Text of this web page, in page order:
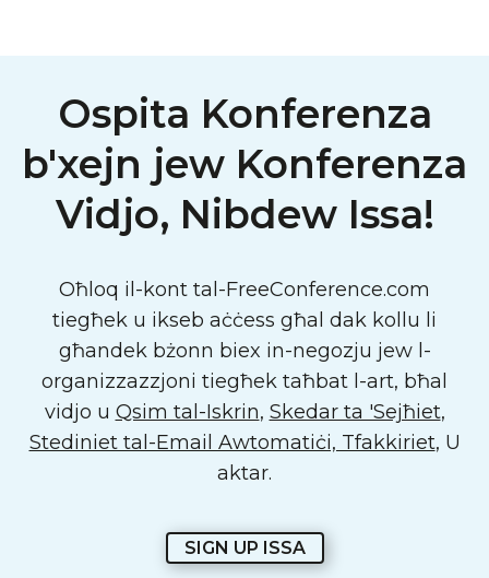
Ospita Konferenza
b'xejn jew Konferenza
Vidjo, Nibdew Issa!
Oħloq il-kont tal-FreeConference.com
tiegħek u ikseb aċċess għal dak kollu li
għandek bżonn biex in-negozju jew l-
organizzazzjoni tiegħek taħbat l-art, bħal
vidjo u Qsim tal-Iskrin, Skedar ta 'Sejħiet,
Stediniet tal-Email Awtomatiċi, Tfakkiriet, U
aktar.
SIGN UP ISSA